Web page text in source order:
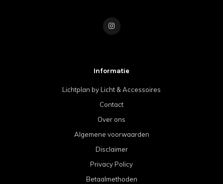
Informatie
Lichtplan by Licht & Accessoires
Contact
Over ons
Algemene voorwaarden
Disclaimer
Privacy Policy
Betaalmethoden